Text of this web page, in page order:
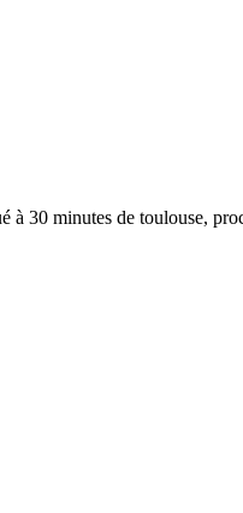
à 30 minutes de toulouse,